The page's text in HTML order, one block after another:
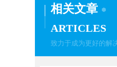
相关文章
ARTICLES
致力于成为更好的解